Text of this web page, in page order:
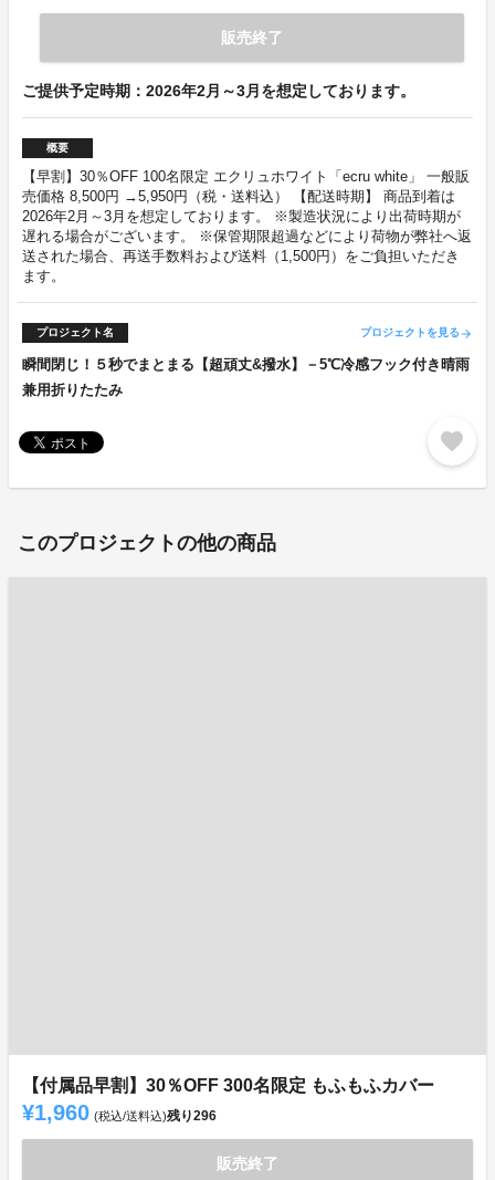
販売終了
ご提供予定時期：2026年2月～3月を想定しております。
概要
【早割】30％OFF 100名限定 エクリュホワイト「ecru white」 一般販
売価格 8,500円 →5,950円（税・送料込） 【配送時期】 商品到着は
2026年2月～3月を想定しております。 ※製造状況により出荷時期が
遅れる場合がございます。 ※保管期限超過などにより荷物が弊社へ返
送された場合、再送手数料および送料（1,500円）をご負担いただき
ます。
プロジェクト名 プロジェクトを見る arrow_forward
瞬間閉じ！５秒でまとまる【超頑丈&撥水】－5℃冷感フック付き晴雨
兼用折りたたみ
favorite
このプロジェクトの他の商品
【付属品早割】30％OFF 300名限定 もふもふカバー
¥1,960 (税込/送料込)残り296
販売終了